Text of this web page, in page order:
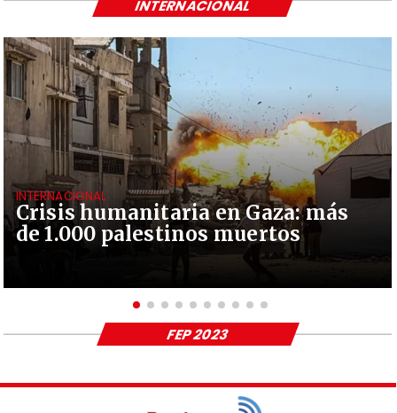
Crisis humanitaria en Gaza: más
de 1.000 palestinos muertos
INTERNACIONAL
INTERNACIONAL
FEP 2023